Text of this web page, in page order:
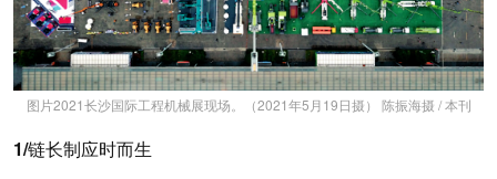
图片2021长沙国际工程机械展现场。（2021年5月19日摄） 陈振海摄 / 本刊
1/链长制应时而生